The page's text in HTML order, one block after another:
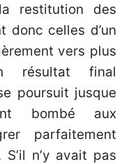
restitution des
donc celles d’un
vers plus
résultat final
poursuit jusque
bombé aux
parfaitement
n’y avait pas